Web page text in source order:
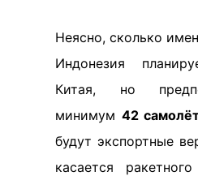
Неясно, сколько
Индонезия
Китая, но
минимум 42
будут экспортные
касается